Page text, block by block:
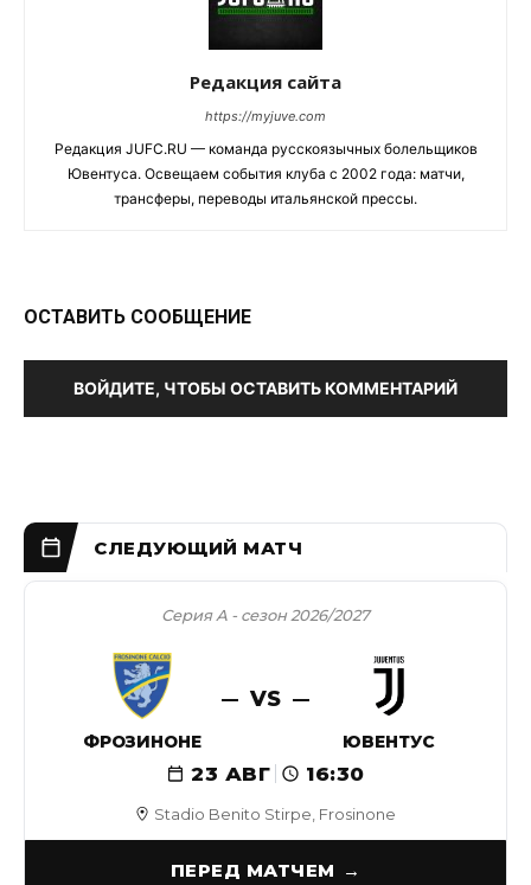
Редакция сайта
https://myjuve.com
Редакция JUFC.RU — команда русскоязычных болельщиков
Ювентуса. Освещаем события клуба с 2002 года: матчи,
трансферы, переводы итальянской прессы.
ОСТАВИТЬ СООБЩЕНИЕ
ВОЙДИТЕ, ЧТОБЫ ОСТАВИТЬ КОММЕНТАРИЙ
Stadio Benito Stirpe, Frosinone
Серия А - сезон 2026/2027
ФРОЗИНОНЕ
VS
ЮВЕНТУС
23 АВГ 16:30
ПЕРЕД МАТЧЕМ